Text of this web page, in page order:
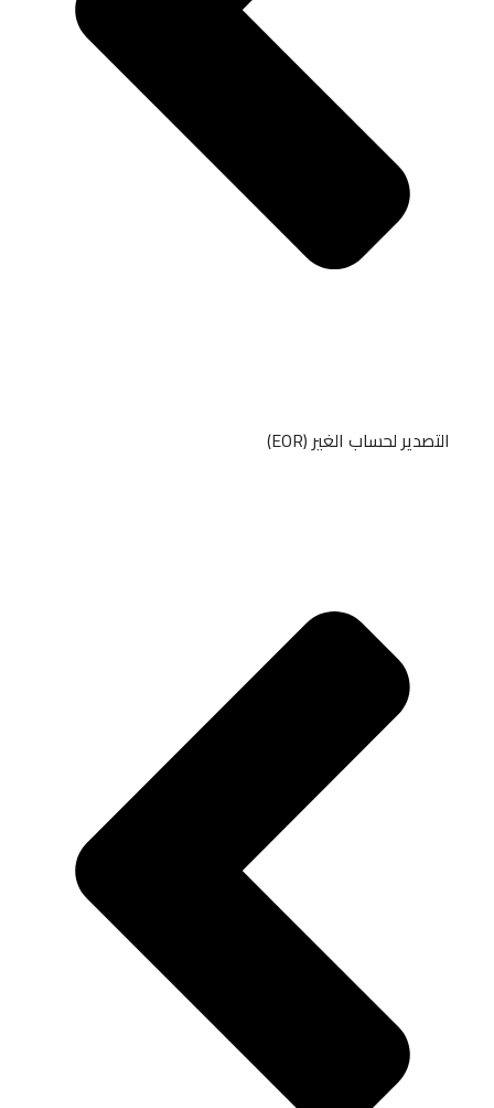
التصدير لحساب الغير (EOR)